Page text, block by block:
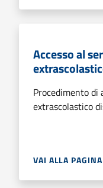
Accesso al
Procedimento di
extrascolastico
VAI ALLA PAGINA